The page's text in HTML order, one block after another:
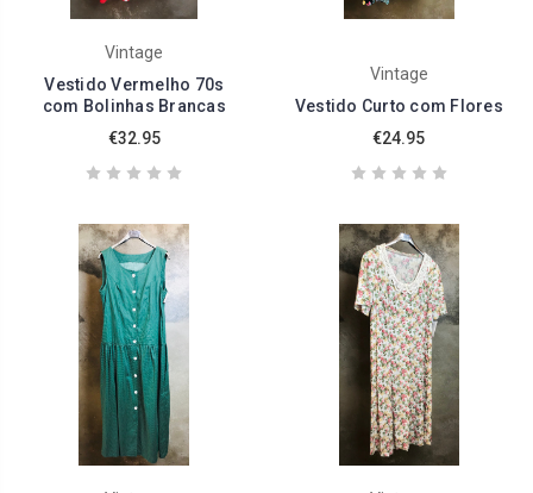
Vintage
Vestido Vermelho 70s
com Bolinhas Brancas
€32.95
Vintage
Vestido Curto com Flores
€24.95